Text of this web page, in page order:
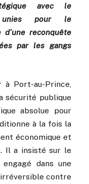
avec le
unies pour le
reconquête
par les gangs
Port-au-Prince,
sécurité publique
absolue pour
à la fois la
économique et
Il a insisté sur le
dans une
contre